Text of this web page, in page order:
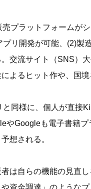
売プラットフォーム
リ開発が可能、(2)製
交流サイト（SNS）
よるヒット作や、国
同様に、個人が直接
やGoogleも電子書籍
想される。
は自らの機能の見直
資金調達」のような